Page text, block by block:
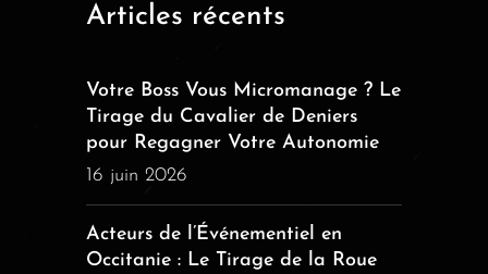
Articles récents
Votre Boss Vous Micromanage ? Le
Tirage du Cavalier de Deniers
pour Regagner Votre Autonomie
16 juin 2026
Acteurs de l’Événementiel en
Occitanie : Le Tirage de la Roue